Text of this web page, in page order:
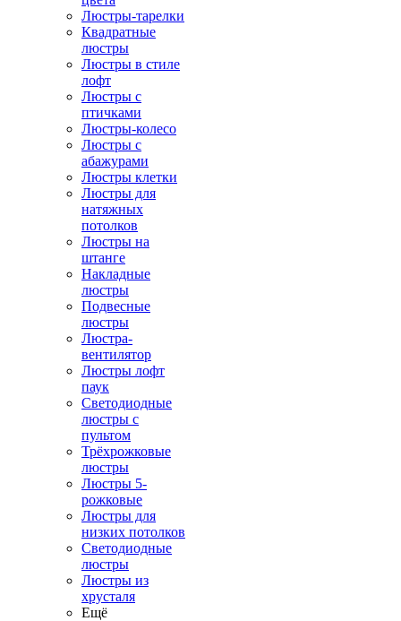
Люстры-тарелки
Квадратные
люстры
Люстры в стиле
лофт
Люстры с
птичками
Люстры-колесо
Люстры с
абажурами
Люстры клетки
Люстры для
натяжных
потолков
Люстры на
штанге
Накладные
люстры
Подвесные
люстры
Люстра-
вентилятор
Люстры лофт
паук
Светодиодные
люстры с
пультом
Трёхрожковые
люстры
Люстры 5-
рожковые
Люстры для
низких потолков
Cветодиодные
люстры
Люстры из
хрусталя
Ещё